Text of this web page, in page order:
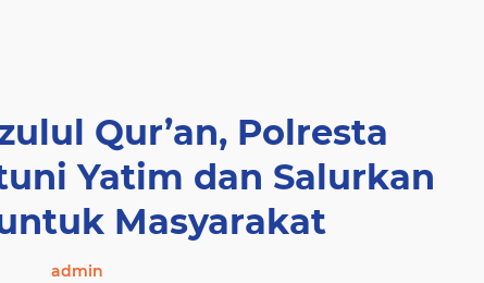
Qur’an, Polresta
Yatim dan Salurkan
Masyarakat
admin